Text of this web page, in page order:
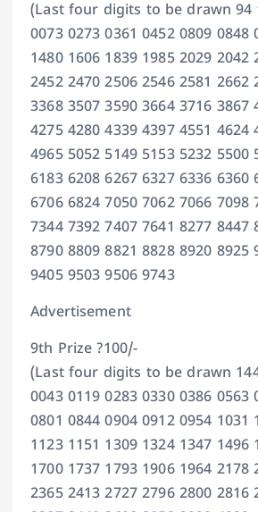
(Last four digits to be drawn 94
0073 0273 0361 0452 0809 0848
1480 1606 1839 1985 2029 2042
2452 2470 2506 2546 2581 2662
3368 3507 3590 3664 3716 3867
4275 4280 4339 4397 4551 4624
4965 5052 5149 5153 5232 5500
6183 6208 6267 6327 6336 6360
6706 6824 7050 7062 7066 7098
7344 7392 7407 7641 8277 8447
8790 8809 8821 8828 8920 8925
9405 9503 9506 9743
Advertisement
9th Prize ?100/-
(Last four digits to be drawn
0043 0119 0283 0330 0386 0563
0801 0844 0904 0912 0954 1031
1123 1151 1309 1324 1347 1496
1700 1737 1793 1906 1964 2178
2365 2413 2727 2796 2800 2816